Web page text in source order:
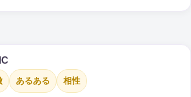
あるある 相性